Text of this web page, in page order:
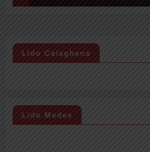
Lido Calaghena
Lido Medea